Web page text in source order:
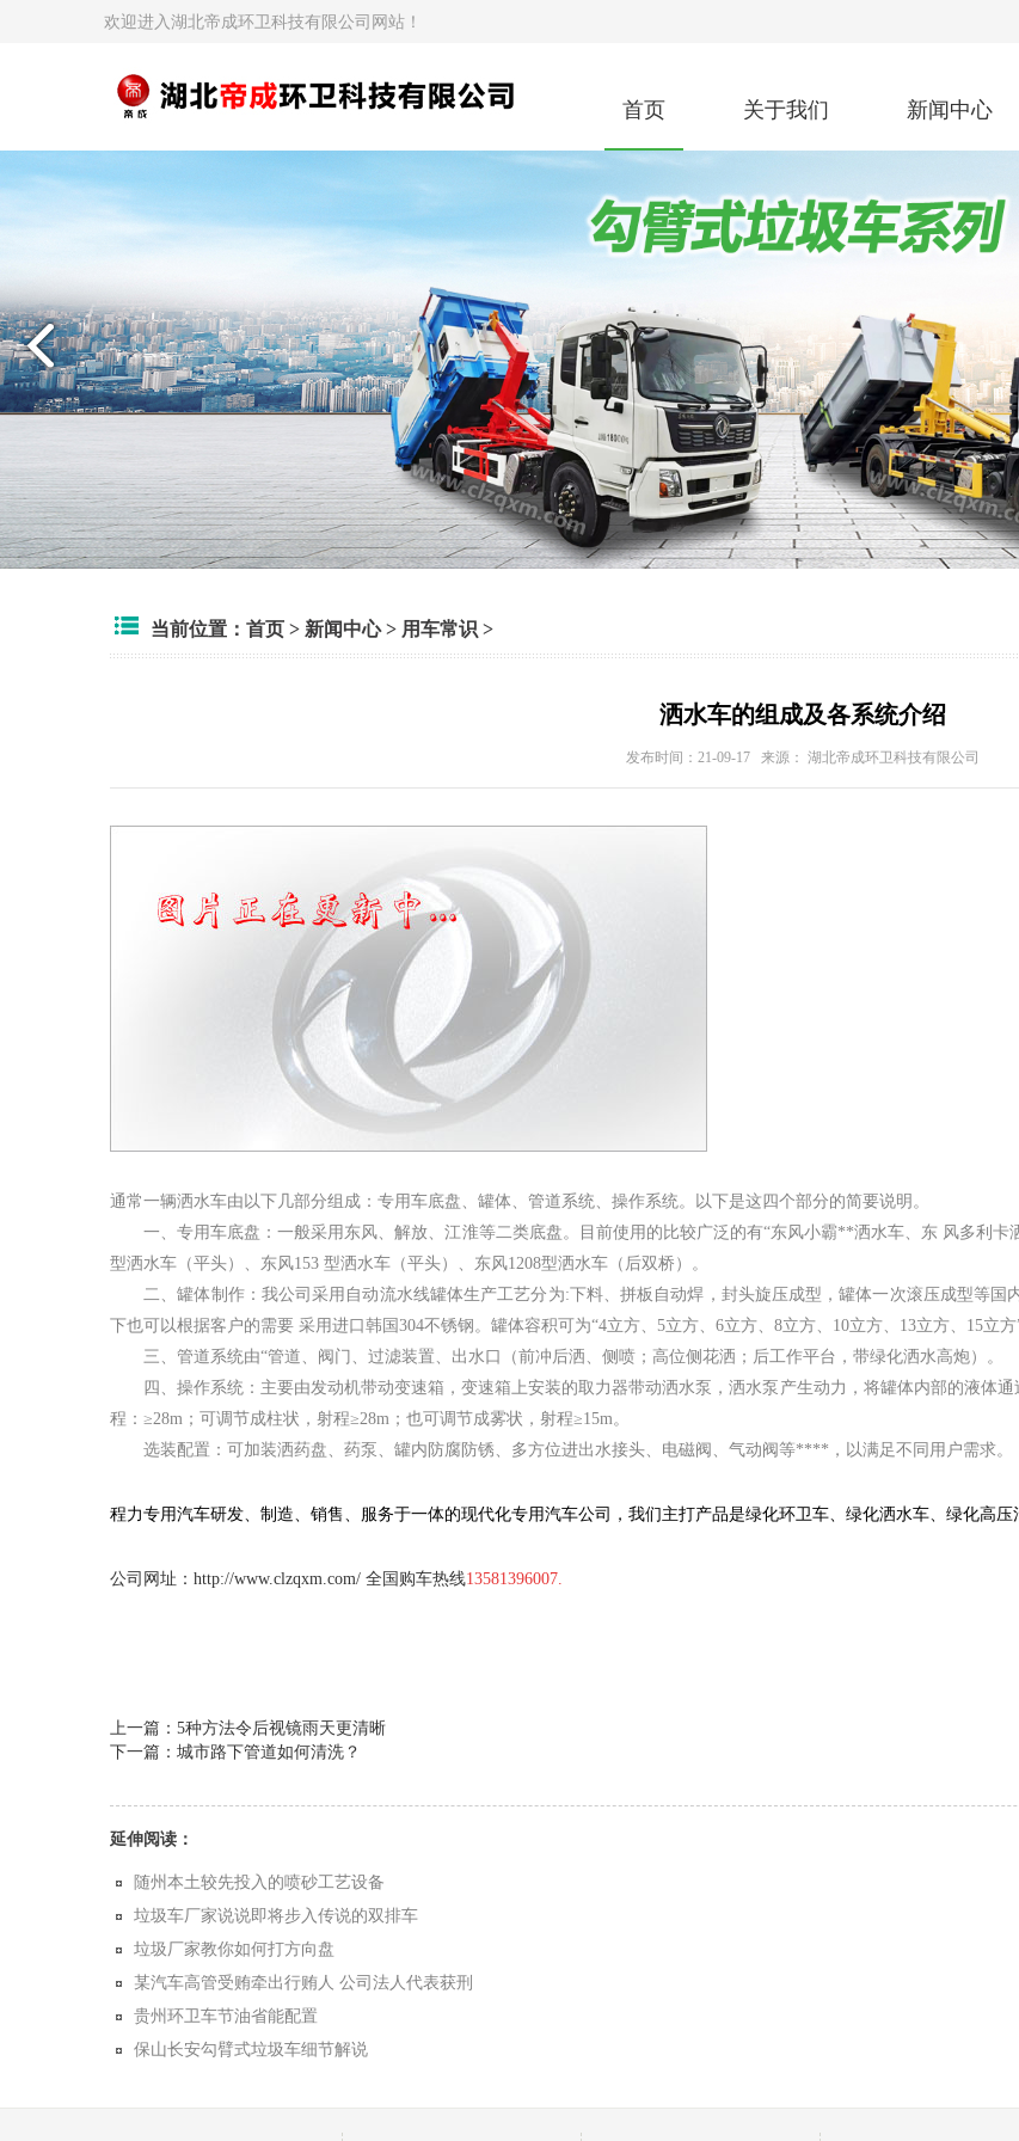
欢迎进入湖北帝成环卫科技有限公司网站！
首页 关于我们 新闻中心
当前位置： 首页 > 新闻中心> 用车常识 >
洒水车的组成及各系统介绍
发布时间：21-09-17 来源： 湖北帝成环卫科技有限公司
通常一辆洒水车由以下几部分组成：专用车底盘、罐体、管道系统、操作系统。以下是这四个部分的简要说明。
一、专用车底盘：一般采用东风、解放、江淮等二类底盘。目前使用的比较广泛的有“东风小霸**洒水车、东 风多利卡
型洒水车（平头）、东风153 型洒水车（平头）、东风1208型洒水车（后双桥）。
二、罐体制作：我公司采用自动流水线罐体生产工艺分为:下料、拼板自动焊，封头旋压成型，罐体一次滚压成型等国
下也可以根据客户的需要 采用进口韩国304不锈钢。罐体容积可为“4立方、5立方、6立方、8立方、10立方、13立方、15立方
三、管道系统由“管道、阀门、过滤装置、出水口（前冲后洒、侧喷；高位侧花洒；后工作平台，带绿化洒水高炮）。
四、操作系统：主要由发动机带动变速箱，变速箱上安装的取力器带动洒水泵，洒水泵产生动力，将罐体内部的液体
程：≥28m；可调节成柱状，射程≥28m；也可调节成雾状，射程≥15m。
选装配置：可加装洒药盘、药泵、罐内防腐防锈、多方位进出水接头、电磁阀、气动阀等****，以满足不同用户需求。
程力专用汽车研发、制造、销售、服务于一体的现代化专用汽车公司，我们主打产品是绿化环卫车、绿化洒水车 、绿化高压
公司网址： http://www.clzqxm.com/ 全国购车热线13581396007.
上一篇：5种方法令后视镜雨天更清晰
下一篇：城市路下管道如何清洗？
延伸阅读：
随州本土较先投入的喷砂工艺设备
垃圾车厂家说说即将步入传说的双排车
垃圾厂家教你如何打方向盘
某汽车高管受贿牵出行贿人 公司法人代表获刑
贵州环卫车节油省能配置
保山长安勾臂式垃圾车细节解说